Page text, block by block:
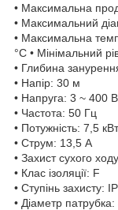
• Максимальна
• Максимальний
• Максимальна
°C • Мінімальний
• Глибина
• Напір: 30 м
• Напруга: 3 ~ 400 В
• Частота: 50 Гц
• Потужність: 7,5 кВт
• Струм: 13,5 А
• Захист сухого
• Клас ізоляції: F
• Ступінь захисту:
• Діаметр патрубка: